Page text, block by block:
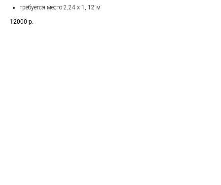
требуется место 2,24 х 1, 12 м
12000 р.